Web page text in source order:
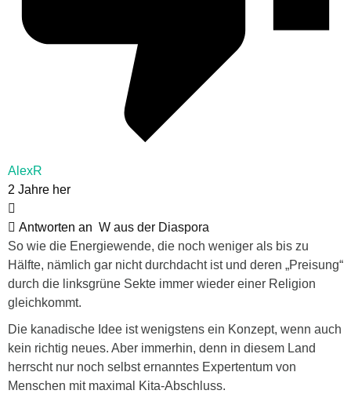
AlexR
2 Jahre her
Antworten an W aus der Diaspora
So wie die Energiewende, die noch weniger als bis zu
Hälfte, nämlich gar nicht durchdacht ist und deren „Preisung“
durch die linksgrüne Sekte immer wieder einer Religion
gleichkommt.
Die kanadische Idee ist wenigstens ein Konzept, wenn auch
kein richtig neues. Aber immerhin, denn in diesem Land
herrscht nur noch selbst ernanntes Expertentum von
Menschen mit maximal Kita-Abschluss.